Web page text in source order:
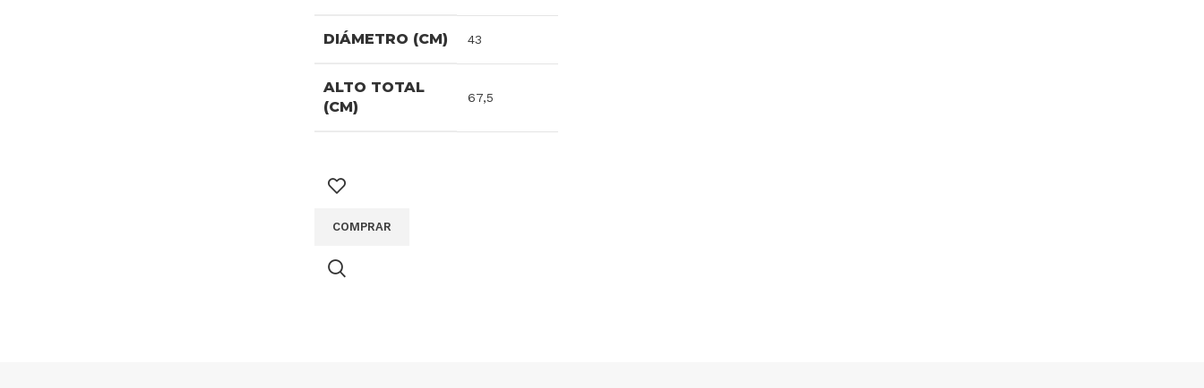
DIÁMETRO (CM) 43
ALTO TOTAL
(CM)
67,5
COMPRAR